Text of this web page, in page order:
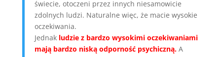
świecie, otoczeni przez innych niesamowicie
zdolnych ludzi. Naturalne więc, że macie wysokie
oczekiwania.
Jednak ludzie z bardzo wysokimi oczekiwaniami
mają bardzo niską odporność psychiczną. A